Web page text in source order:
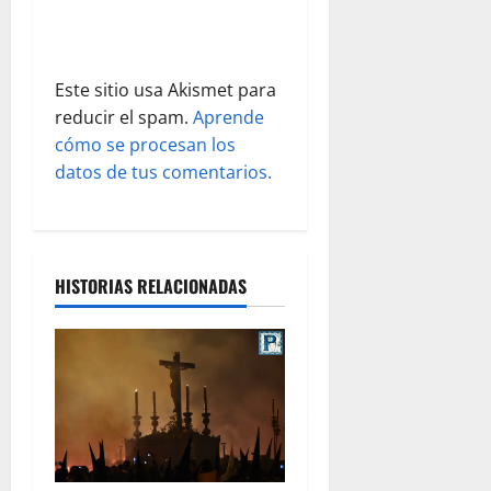
a
d
a
Este sitio usa Akismet para
reducir el spam. Aprende
cómo se procesan los
datos de tus comentarios.
HISTORIAS RELACIONADAS